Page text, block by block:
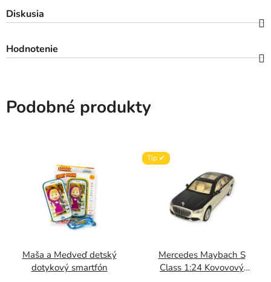
Diskusia
Hodnotenie
Podobné produkty
Maša a Medveď detský
dotykový smartfón
Tip ✔
Mercedes Maybach S
Class 1:24 Kovovový